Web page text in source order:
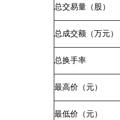
总交易量（股）
总成交额（万元）
总换手率
最高价（元）
最低价（元）